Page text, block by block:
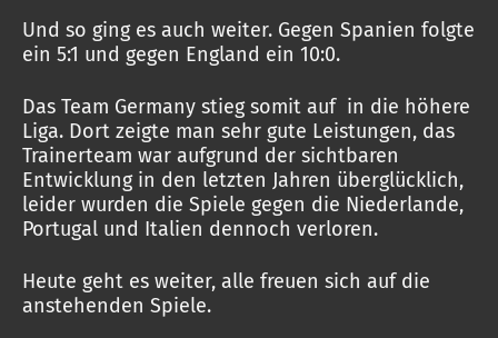
Und so ging es auch weiter. Gegen Spanien folgte
ein 5:1 und gegen England ein 10:0.
Das Team Germany stieg somit auf in die höhere
Liga. Dort zeigte man sehr gute Leistungen, das
Trainerteam war aufgrund der sichtbaren
Entwicklung in den letzten Jahren überglücklich,
leider wurden die Spiele gegen die Niederlande,
Portugal und Italien dennoch verloren.
Heute geht es weiter, alle freuen sich auf die
anstehenden Spiele.